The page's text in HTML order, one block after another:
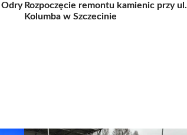
Rozpoczęcie remontu kamienic przy ul.
Kolumba w Szczecinie